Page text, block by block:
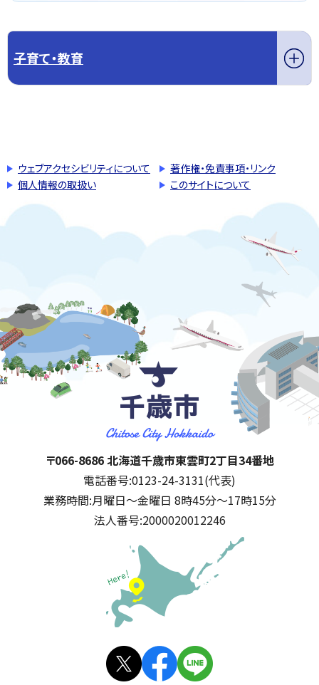
子育て・教育
ウェブアクセシビリティについて
著作権・免責事項・リンク
個人情報の取扱い
このサイトについて
千歳市
住所:
〒066-8686 北海道千歳市東雲町2丁目34番地
電話番号:0123-24-3131(代表)
業務時間:月曜日～金曜日 8時45分～17時15分
法人番号:2000020012246
公式SNS